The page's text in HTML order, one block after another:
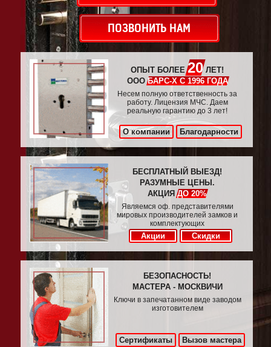
ПОЗВОНИТЬ НАМ
ОПЫТ БОЛЕЕ20ЛЕТ!
ОООБАРС-Х С 1996 ГОДА
Несем полную ответственность за
работу. Лицензия МЧС. Даем
реальную гарантию до 3 лет!
О компании Благодарности
БЕСПЛАТНЫЙ ВЫЕЗД!
РАЗУМНЫЕ ЦЕНЫ.
АКЦИЯДО 20%
Являемся оф. представителями
мировых производителей замков и
комплектующих
Акции Скидки
БЕЗОПАСНОСТЬ!
МАСТЕРА - МОСКВИЧИ
Ключи в запечатанном виде заводом
изготовителем
Сертификаты Вызов мастера